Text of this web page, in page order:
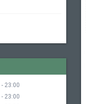
23:00
23:00